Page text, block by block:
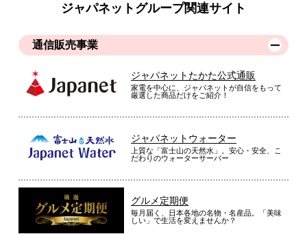
ジャパネットグループ関連サイト
通信販売事業
ジャパネットたかた公式通販
家電を中心に、ジャパネットが自信をもって
厳選した商品だけをご紹介！
ジャパネットウォーター
上質な「富士山の天然水」。安心・安全、こ
だわりのウォーターサーバー
グルメ定期便
毎月届く、日本各地の名物・名産品。「美味
しい」で生活を変えませんか？